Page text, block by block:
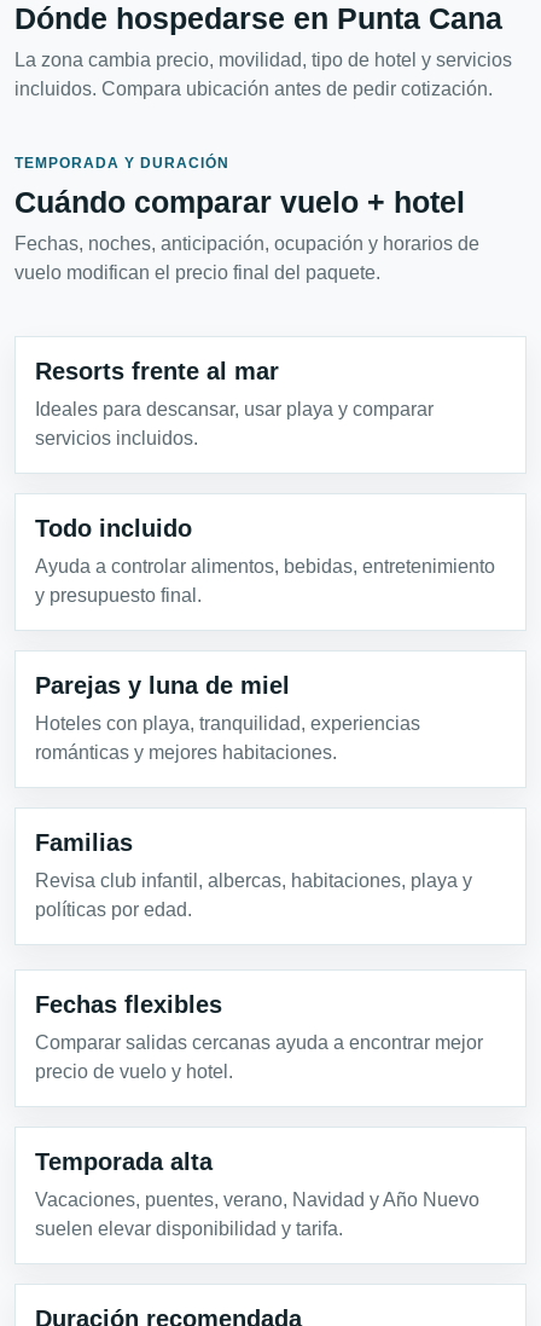
Dónde hospedarse en Punta Cana
La zona cambia precio, movilidad, tipo de hotel y servicios
incluidos. Compara ubicación antes de pedir cotización.
TEMPORADA Y DURACIÓN
Cuándo comparar vuelo + hotel
Fechas, noches, anticipación, ocupación y horarios de
vuelo modifican el precio final del paquete.
Resorts frente al mar
Ideales para descansar, usar playa y comparar
servicios incluidos.
Todo incluido
Ayuda a controlar alimentos, bebidas, entretenimiento
y presupuesto final.
Parejas y luna de miel
Hoteles con playa, tranquilidad, experiencias
románticas y mejores habitaciones.
Familias
Revisa club infantil, albercas, habitaciones, playa y
políticas por edad.
Fechas flexibles
Comparar salidas cercanas ayuda a encontrar mejor
precio de vuelo y hotel.
Temporada alta
Vacaciones, puentes, verano, Navidad y Año Nuevo
suelen elevar disponibilidad y tarifa.
Duración recomendada